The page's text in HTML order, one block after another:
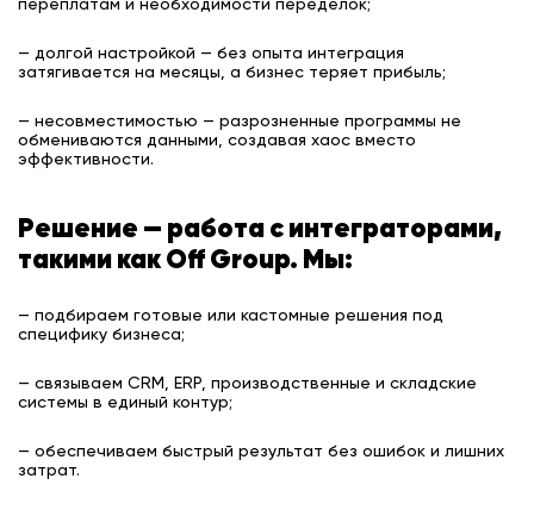
переплатам и необходимости переделок;
— долгой настройкой — без опыта интеграция
затягивается на месяцы, а бизнес теряет прибыль;
— несовместимостью — разрозненные программы не
обмениваются данными, создавая хаос вместо
эффективности.
Решение — работа с интеграторами,
такими как Off Group. Мы:
— подбираем готовые или кастомные решения под
специфику бизнеса;
— связываем CRM, ERP, производственные и складские
системы в единый контур;
— обеспечиваем быстрый результат без ошибок и лишних
затрат.